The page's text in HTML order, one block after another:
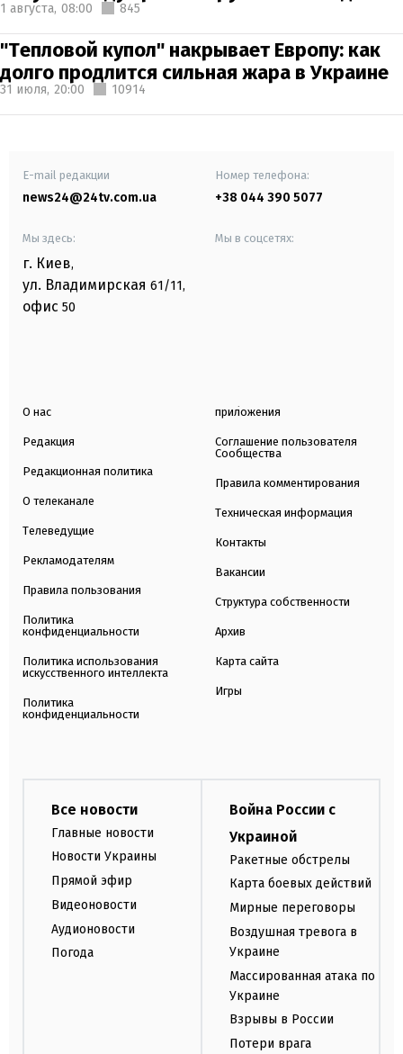
1 августа, 08:00 845
"Тепловой купол" накрывает Европу: как
долго продлится сильная жара в Украине
31 июля, 20:00 10914
E-mail редакции
news24@24tv.com.ua
Номер телефона:
+38 044 390 5077
Мы здесь:
г. Киев,
ул. Владимирская 61/11,
офис 50
Мы в соцсетях:
О нас
Редакция
Редакционная политика
О телеканале
Телеведущие
Рекламодателям
Правила пользования
Политика
конфиденциальности
Политика использования
искусственного интеллекта
Политика
конфиденциальности
приложения
Соглашение пользователя
Сообщества
Правила комментирования
Техническая информация
Контакты
Вакансии
Структура собственности
Архив
Карта сайта
Игры
Все новости
Главные новости
Новости Украины
Прямой эфир
Видеоновости
Аудионовости
Погода
Война России с
Украиной
Ракетные обстрелы
Карта боевых действий
Мирные переговоры
Воздушная тревога в
Украине
Массированная атака по
Украине
Взрывы в России
Потери врага